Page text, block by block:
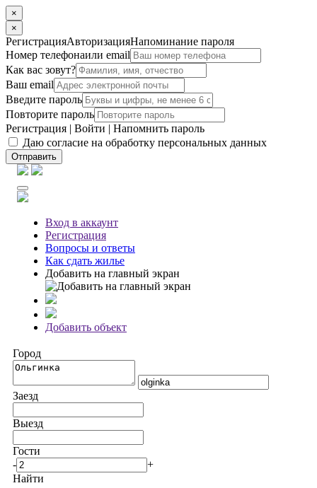
×
×
РегистрацияАвторизацияНапоминание пароля
Номер телефонаили email
Как вас зовут?
Ваш email
Введите пароль
Повторите пароль
Регистрация | Войти | Напомнить пароль
Даю согласие на обработку персональных данных
Отправить
Вход в аккаунт
Регистрация
Вопросы и ответы
Как сдать жилье
Добавить на главный экран
Добавить объект
Город
Заезд
Выезд
Гости
-
+
Найти